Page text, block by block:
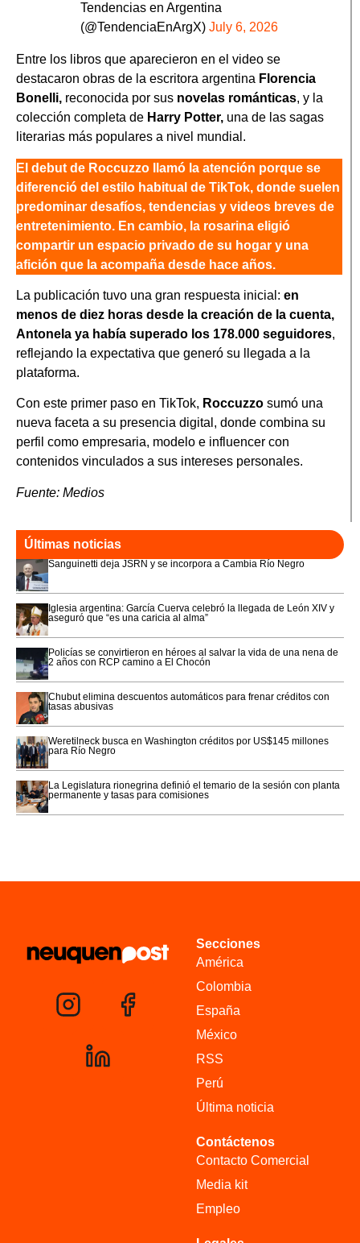
Tendencias en Argentina
(@TendenciaEnArgX) July 6, 2026
Entre los libros que aparecieron en el video se
destacaron obras de la escritora argentina Florencia
Bonelli, reconocida por sus novelas románticas, y la
colección completa de Harry Potter, una de las sagas
literarias más populares a nivel mundial.
El debut de Roccuzzo llamó la atención porque se
diferenció del estilo habitual de TikTok, donde suelen
predominar desafíos, tendencias y videos breves de
entretenimiento. En cambio, la rosarina eligió
compartir un espacio privado de su hogar y una
afición que la acompaña desde hace años.
La publicación tuvo una gran respuesta inicial: en
menos de diez horas desde la creación de la cuenta,
Antonela ya había superado los 178.000 seguidores,
reflejando la expectativa que generó su llegada a la
plataforma.
Con este primer paso en TikTok, Roccuzzo sumó una
nueva faceta a su presencia digital, donde combina su
perfil como empresaria, modelo e influencer con
contenidos vinculados a sus intereses personales.
Fuente: Medios
Últimas noticias
Sanguinetti deja JSRN y se incorpora a Cambia Río Negro
Iglesia argentina: García Cuerva celebró la llegada de León XIV y
aseguró que “es una caricia al alma”
Policías se convirtieron en héroes al salvar la vida de una nena de
2 años con RCP camino a El Chocón
Chubut elimina descuentos automáticos para frenar créditos con
tasas abusivas
Weretilneck busca en Washington créditos por US$145 millones
para Río Negro
La Legislatura rionegrina definió el temario de la sesión con planta
permanente y tasas para comisiones
Secciones
América
Colombia
España
México
RSS
Perú
Última noticia
Contáctenos
Contacto Comercial
Media kit
Empleo